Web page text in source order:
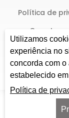
Corretora
Política de
Utilizamos
experiência no
concorda com
estabelecido
Política de